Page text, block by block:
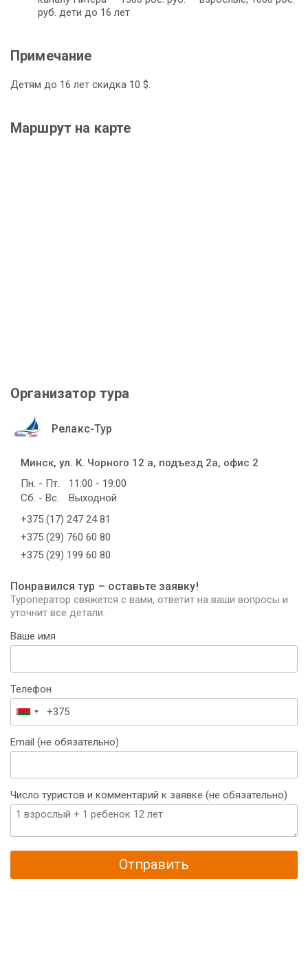
руб. дети до 16 лет
Примечание
Детям до 16 лет скидка 10 $.
Маршрут на карте
Организатор тура
Релакс-Тур
Минск, ул. К. Чорного 12 а, подъезд 2а, офис 2
Пн. - Пт.
11:00 - 19:00
Сб. - Вс.
Выходной
+375 (17) 247 24 81
+375 (29) 760 60 80
+375 (29) 199 60 80
Понравился тур – оставьте заявку!
Туроператор свяжется с вами, ответит на ваши вопросы и
уточнит все детали.
Ваше имя
Телефон
Беларусь
+375
Email (не обязательно)
Число туристов и комментарий к заявке (не обязательно)
Отправить